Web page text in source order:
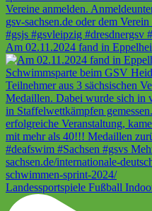
Am 02.11.2024 fand in
Landessportspiele Fußball